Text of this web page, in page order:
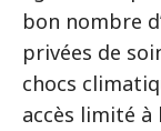
bon nombre
privées de
chocs
accès limité